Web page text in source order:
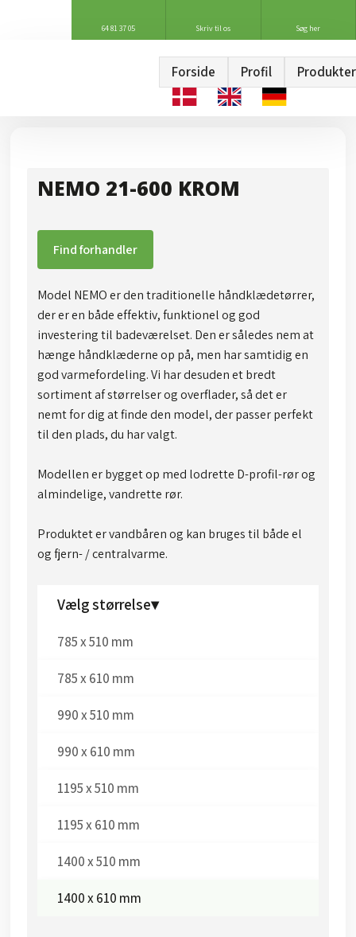
64 81 37 05 Skriv til os Søg her
Forside Profil Produkter
NEMO 21-600 KROM
Find forhandler
Model NEMO er den traditionelle håndklædetørrer,
der er en både effektiv, funktionel og god
investering til badeværelset. Den er således nem at
hænge håndklæderne op på, men har samtidig en
god varmefordeling. Vi har desuden et bredt
sortiment af størrelser og overflader, så det er
nemt for dig at finde den model, der passer perfekt
til den plads, du har valgt.
Modellen er bygget op med lodrette D-profil-rør og
almindelige, vandrette rør.
Produktet er vandbåren og kan bruges til både el
og fjern- / centralvarme.​
Vælg størrelse▾
785 x 510 mm​
785 x 610 mm
990 x 510 mm
990 x 610 mm
1195 x 510 mm
1195 x 610 mm​
1400 x 510 mm​
1400 x 610 mm​